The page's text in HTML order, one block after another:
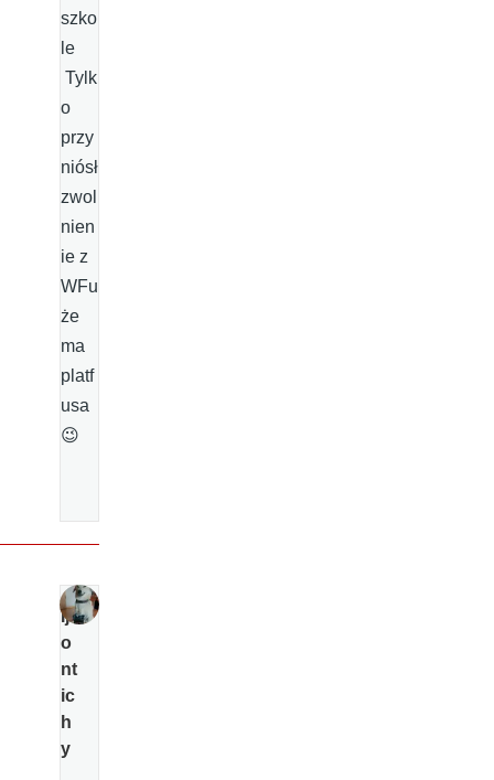
szko
le
Tylk
o
przy
niósł
zwol
nien
ie z
WFu
że
ma
platf
usa
😉
Ij
o
nt
ic
h
y